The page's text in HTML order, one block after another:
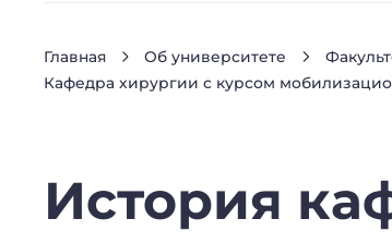
Главная Об университете
Кафедра хирургии с курсом
История